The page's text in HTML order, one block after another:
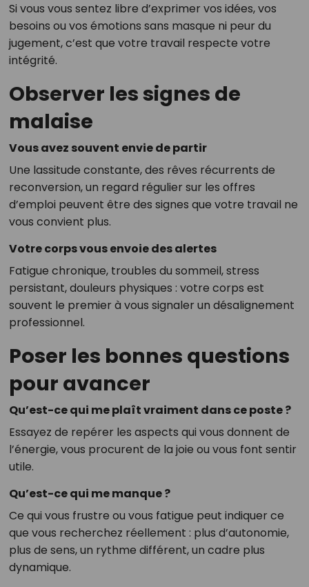
Si vous vous sentez libre d’exprimer vos idées, vos
besoins ou vos émotions sans masque ni peur du
jugement, c’est que votre travail respecte votre
intégrité.
Observer les signes de
malaise
Vous avez souvent envie de partir
Une lassitude constante, des rêves récurrents de
reconversion, un regard régulier sur les offres
d’emploi peuvent être des signes que votre travail ne
vous convient plus.
Votre corps vous envoie des alertes
Fatigue chronique, troubles du sommeil, stress
persistant, douleurs physiques : votre corps est
souvent le premier à vous signaler un désalignement
professionnel.
Poser les bonnes questions
pour avancer
Qu’est-ce qui me plaît vraiment dans ce poste ?
Essayez de repérer les aspects qui vous donnent de
l’énergie, vous procurent de la joie ou vous font sentir
utile.
Qu’est-ce qui me manque ?
Ce qui vous frustre ou vous fatigue peut indiquer ce
que vous recherchez réellement : plus d’autonomie,
plus de sens, un rythme différent, un cadre plus
dynamique.